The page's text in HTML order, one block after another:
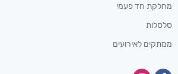
מחלקת חד פעמי
סלסלות
ממתקים לאירועים